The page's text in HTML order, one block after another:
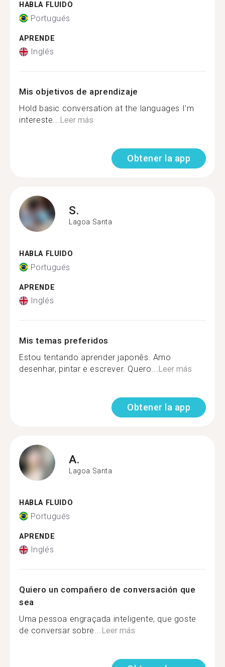
HABLA FLUIDO
Portugués
APRENDE
Inglés
Mis objetivos de aprendizaje
Hold basic conversation at the languages I'm
intereste...Leer más
Obtener la app
S.
Lagoa Santa
HABLA FLUIDO
Portugués
APRENDE
Inglés
Mis temas preferidos
Estou tentando aprender japonês. Amo
desenhar, pintar e escrever. Quero...Leer más
Obtener la app
A.
Lagoa Santa
HABLA FLUIDO
Portugués
APRENDE
Inglés
Quiero un compañero de conversación que
sea
Uma pessoa engraçada inteligente, que goste
de conversar sobre...Leer más